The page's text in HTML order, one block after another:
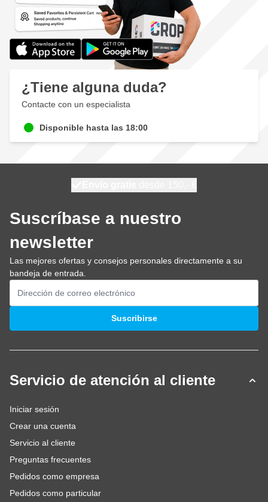
¿Tiene alguna duda?
Contacte con un especialista
Disponible hasta las 18:00
Suscríbase a nuestro
newsletter
Las mejores ofertas y consejos personales directamente a su
bandeja de entrada.
Dirección de email
Suscribirse
Servicio de atención al cliente
Iniciar sesión
Crear una cuenta
Servicio al cliente
Preguntas frecuentes
Pedidos como empresa
Pedidos como particular